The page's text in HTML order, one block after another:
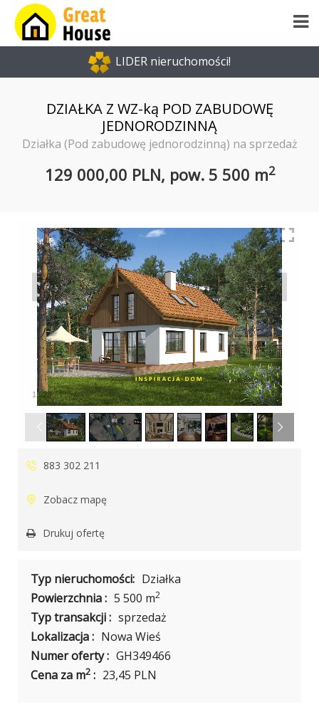
DZIAŁKA Z WZ-ką POD ZABUDOWĘ
JEDNORODZINNĄ
Działka (Pod zabudowę jednorodzinną) na sprzedaż
129 000,00 PLN, pow.5 500 m2
1 /23
883 302 211
Zobacz mapę
Drukuj ofertę
Typ nieruchomości: Działka
Powierzchnia : 5 500 m2
Typ transakcji : sprzedaż
Lokalizacja : Nowa Wieś
Numer oferty : GH349466
Cena za m2 : 23,45 PLN
LIDER nieruchomości!